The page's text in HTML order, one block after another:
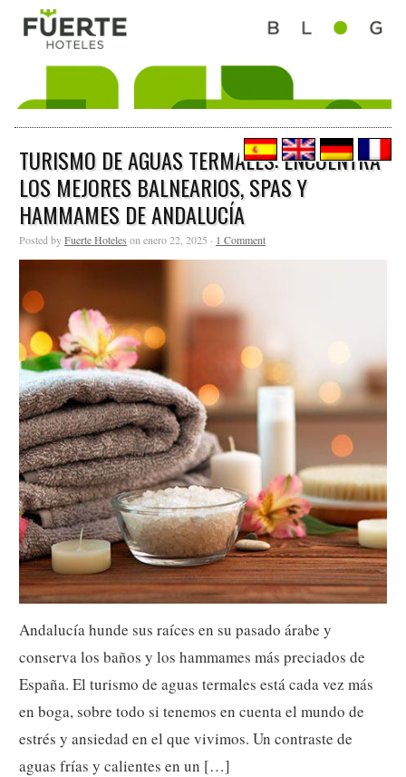
TURISMO DE AGUAS TERMALES: ENCUENTRA
LOS MEJORES BALNEARIOS, SPAS Y
HAMMAMES DE ANDALUCÍA
Posted byFuerte Hoteles on enero 22, 2025 · 1 Comment
Andalucía hunde sus raíces en su pasado árabe y
conserva los baños y los hammames más preciados de
España. El turismo de aguas termales está cada vez más
en boga, sobre todo si tenemos en cuenta el mundo de
estrés y ansiedad en el que vivimos. Un contraste de
aguas frías y calientes en un […]